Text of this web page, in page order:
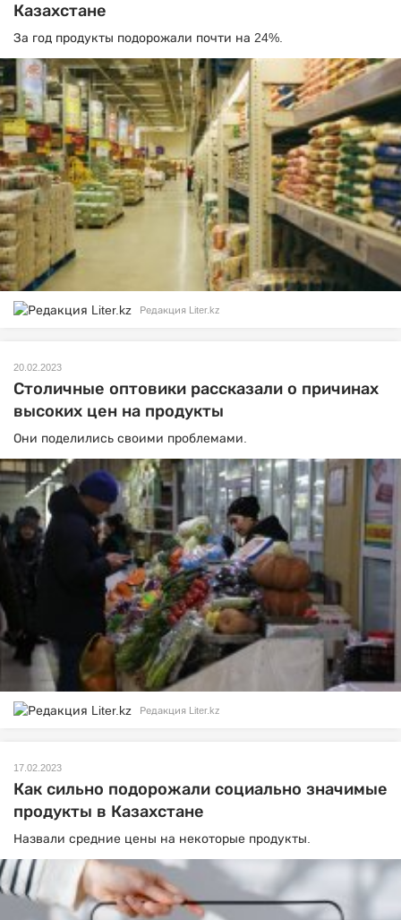
Казахстане
За год продукты подорожали почти на 24%.
Редакция Liter.kz
20.02.2023
Столичные оптовики рассказали о причинах
высоких цен на продукты
Они поделились своими проблемами.
Редакция Liter.kz
17.02.2023
Как сильно подорожали социально значимые
продукты в Казахстане
Назвали средние цены на некоторые продукты.